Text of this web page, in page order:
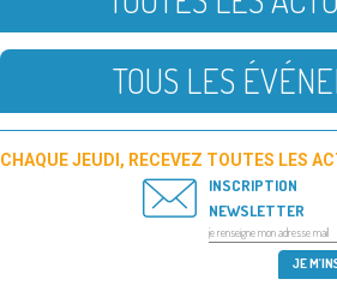
TOUS LES
CHAQUE JEUDI, RECEVEZ TOUTES LES
INSCRIPTION
NEWSLETTER